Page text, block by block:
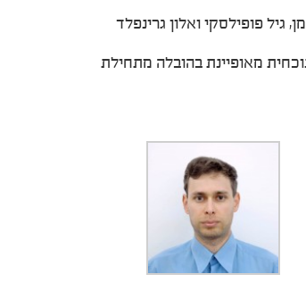
גיל פופילסקי ואלון גרינפלד
מאופיינת בהובלה מתחילת